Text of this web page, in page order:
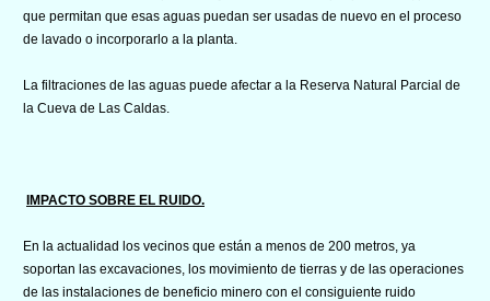
que permitan que esas aguas puedan ser usadas de nuevo en el proceso
de lavado o incorporarlo a la planta.
La filtraciones de las aguas puede afectar a la Reserva Natural Parcial de
la Cueva de Las Caldas.
IMPACTO SOBRE EL RUIDO.
En la actualidad los vecinos que están a menos de 200 metros, ya
soportan las excavaciones, los movimiento de tierras y de las operaciones
de las instalaciones de beneficio minero con el consiguiente ruido